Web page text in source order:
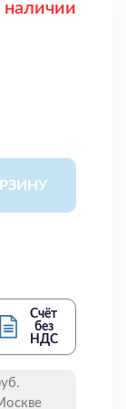
наличии
Счёт
без
НДС